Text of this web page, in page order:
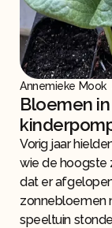
Annemieke Mook
Bloemen
Vorig jaar
wie de hoogste
dat er
zonnebloemen
speeltuin